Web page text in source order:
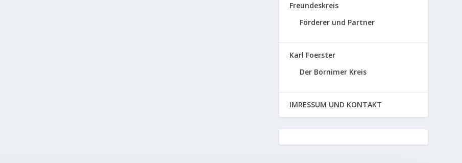
Freundeskreis
Förderer und Partner
Karl Foerster
Der Bornimer Kreis
IMRESSUM UND KONTAKT